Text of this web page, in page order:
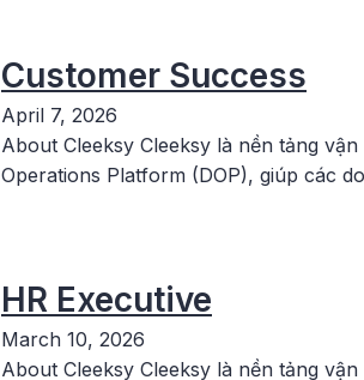
Customer Success
April 7, 2026
About Cleeksy Cleeksy là nền tảng
Operations Platform (DOP), giúp các
HR Executive
March 10, 2026
About Cleeksy Cleeksy là nền tảng